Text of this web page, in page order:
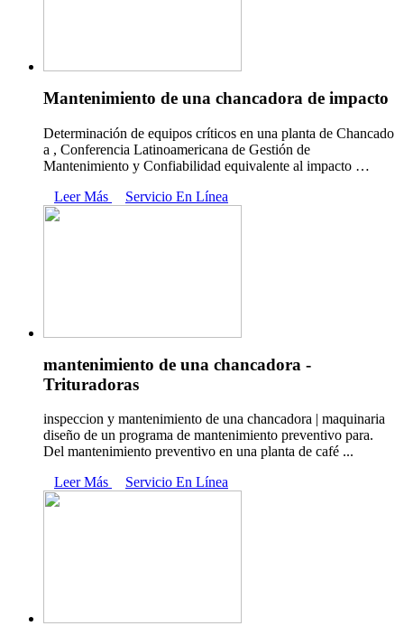
Mantenimiento de una chancadora de impacto
Determinación de equipos críticos en una planta de Chancado
a , Conferencia Latinoamericana de Gestión de
Mantenimiento y Confiabilidad equivalente al impacto …
Leer Más
Servicio En Línea
mantenimiento de una chancadora -
Trituradoras
inspeccion y mantenimiento de una chancadora | maquinaria
diseño de un programa de mantenimiento preventivo para.
Del mantenimiento preventivo en una planta de café ...
Leer Más
Servicio En Línea